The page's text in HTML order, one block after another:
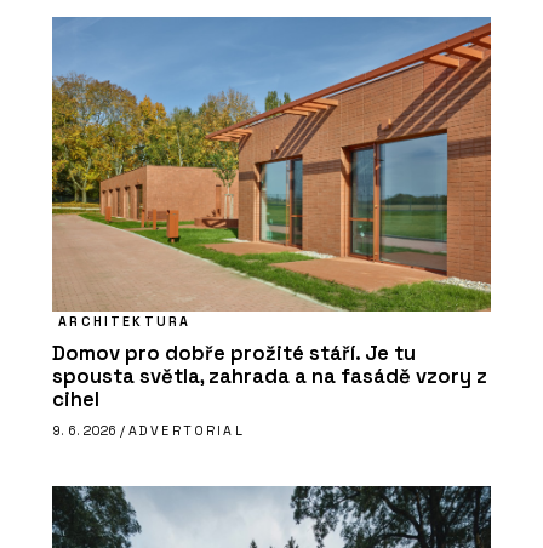
ARCHITEKTURA
Domov pro dobře prožité stáří. Je tu
spousta světla, zahrada a na fasádě vzory z
cihel
9. 6. 2026 / ADVERTORIAL